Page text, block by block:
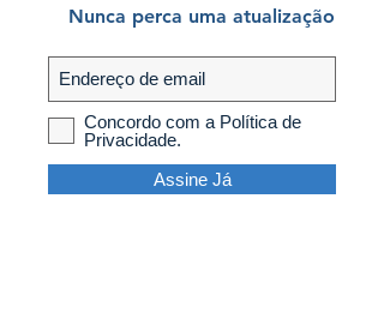
Nunca perca uma atualização
Concordo com a Política de
Privacidade.
Assine Já